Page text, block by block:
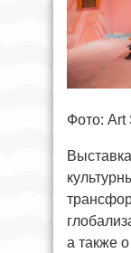
Фото: Art
а также